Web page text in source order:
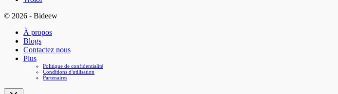
© 2026 - Bideew
À propos
Blogs
Contactez nous
Plus
Politique de confidentialité
Conditions d'utilisation
Partenaires